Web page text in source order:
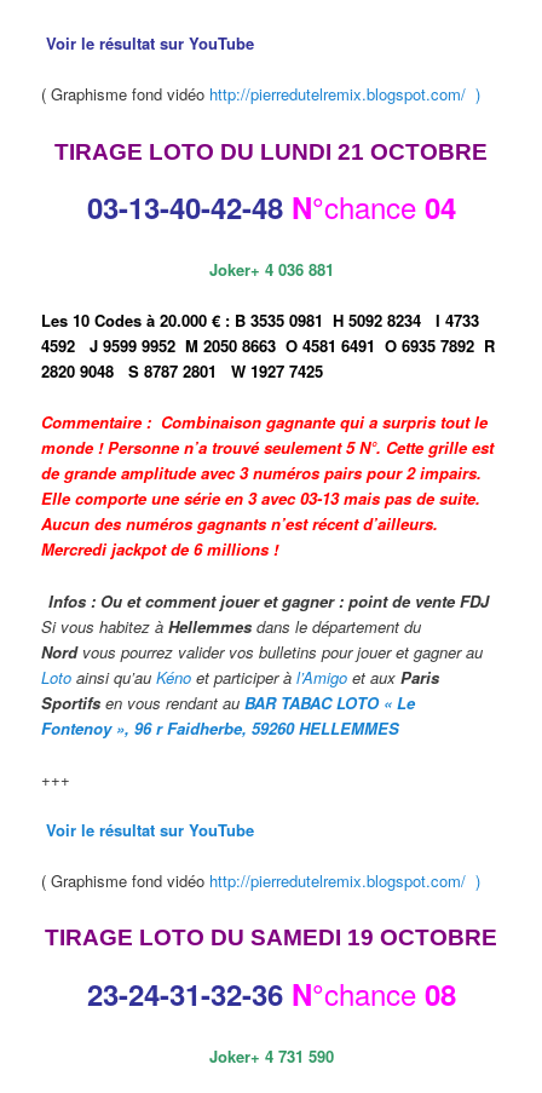
Voir le résultat sur YouTube
( Graphisme fond vidéo http://pierredutelremix.blogspot.com/ )
TIRAGE LOTO DU LUNDI 21 OCTOBRE
03-13-40-42-48 N°chance04
Joker+ 4 036 881
Les 10 Codes à 20.000 € : B 3535 0981H 5092 8234I 4733
4592J 9599 9952M 2050 8663O 4581 6491O 6935 7892 R
2820 9048S 8787 2801W 1927 7425
Commentaire : Combinaison gagnante qui a surpris tout le
monde ! Personne n’a trouvé seulement 5 N°. Cette grille est
de grande amplitude avec 3 numéros pairs pour 2 impairs.
Elle comporte une série en 3 avec 03-13 mais pas de suite.
Aucun des numéros gagnants n’est récent d’ailleurs.
Mercredijackpotde 6 millions !
Infos : Ou et comment jouer et gagner : point de vente FDJ
Si vous habitez àHellemmesdans le département du
Nord vous pourrez valider vos bulletins pour jouer et gagner au
Loto ainsi qu’auKéno et participer àl’Amigo et auxParis
Sportifs en vous rendant auBAR TABAC LOTO « Le
Fontenoy »,96 r Faidherbe, 59260HELLEMMES
+++
Voir le résultat sur YouTube
( Graphisme fond vidéo http://pierredutelremix.blogspot.com/ )
TIRAGE LOTO DU SAMEDI 19 OCTOBRE
23-24-31-32-36 N°chance08
Joker+ 4 731 590